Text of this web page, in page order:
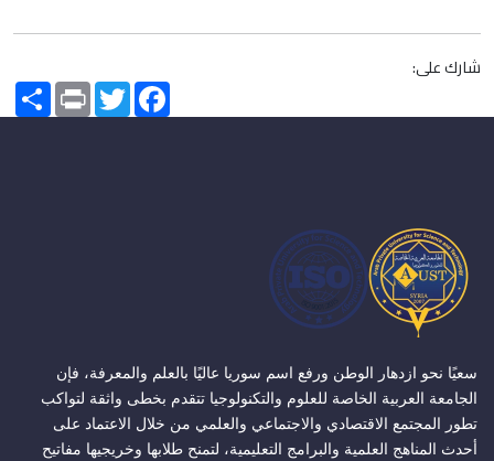
شارك على:
Share PrintTwitterFacebook
سعيًا نحو ازدهار الوطن ورفع اسم سوريا عاليًا بالعلم والمعرفة، فإن
الجامعة العربية الخاصة للعلوم والتكنولوجيا تتقدم بخطى واثقة لتواكب
تطور المجتمع الاقتصادي والاجتماعي والعلمي من خلال الاعتماد على
أحدث المناهج العلمية والبرامج التعليمية، لتمنح طلابها وخريجيها مفاتيح